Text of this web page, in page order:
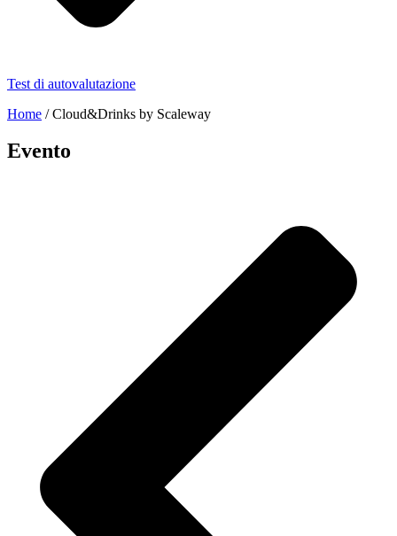
Test di autovalutazione
Home /Cloud&Drinks by Scaleway
Evento